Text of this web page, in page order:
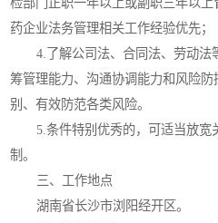
药企业法务管理相关工作经验优先；
4.了解公司法、合同法、劳动
筹管理能力、沟通协调能力和风险
别、有效防范各类风险。
5.条件特别优秀的，可适当放
制。
三、工作地点
湖南省长沙市浏阳经开区。